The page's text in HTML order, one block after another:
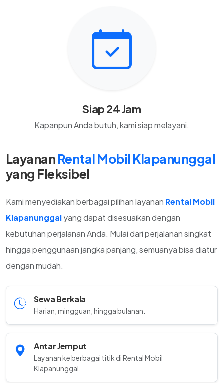
Siap 24 Jam
Kapanpun Anda butuh, kami siap melayani.
LayananRental Mobil Klapanunggal
yang Fleksibel
Kami menyediakan berbagai pilihan layanan Rental Mobil
Klapanunggalyang dapat disesuaikan dengan
kebutuhan perjalanan Anda. Mulai dari perjalanan singkat
hingga penggunaan jangka panjang, semuanya bisa diatur
dengan mudah.
Sewa Berkala
Harian, mingguan, hingga bulanan.
Antar Jemput
Layanan ke berbagai titik di Rental Mobil
Klapanunggal.